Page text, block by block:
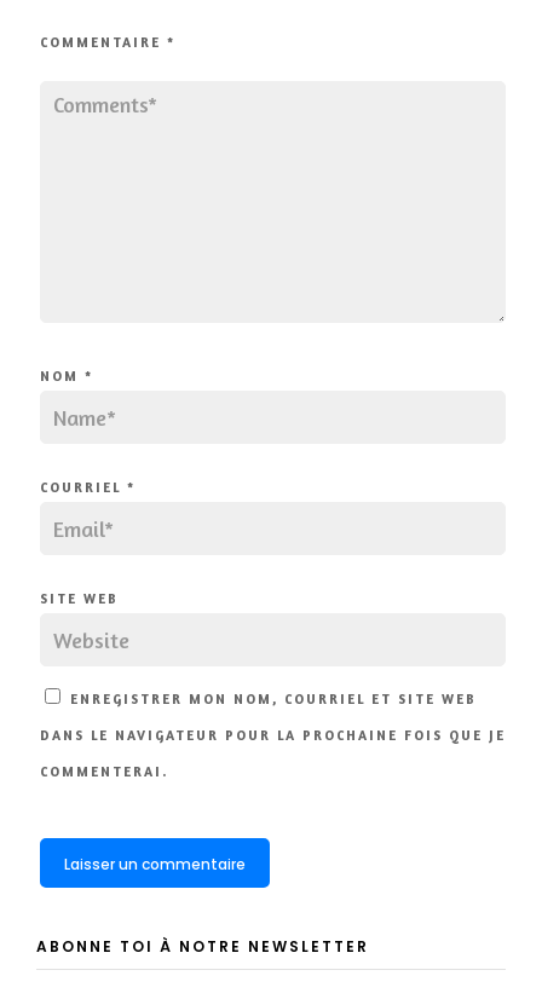
COMMENTAIRE *
NOM *
COURRIEL *
SITE WEB
ENREGISTRER MON NOM, COURRIEL ET SITE WEB
DANS LE NAVIGATEUR POUR LA PROCHAINE FOIS QUE JE
COMMENTERAI.
ABONNE TOI À NOTRE NEWSLETTER